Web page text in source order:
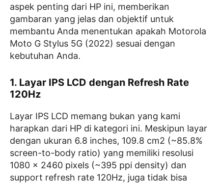
aspek penting dari HP ini, memberikan
gambaran yang jelas dan objektif untuk
membantu Anda menentukan apakah Motorola
Moto G Stylus 5G (2022) sesuai dengan
kebutuhan Anda.
1. Layar IPS LCD dengan Refresh Rate
120Hz
Layar IPS LCD memang bukan yang kami
harapkan dari HP di kategori ini. Meskipun layar
dengan ukuran 6.8 inches, 109.8 cm2 (~85.8%
screen-to-body ratio) yang memiliki resolusi
1080 x 2460 pixels (~395 ppi density) dan
support refresh rate 120Hz, juga tidak bisa